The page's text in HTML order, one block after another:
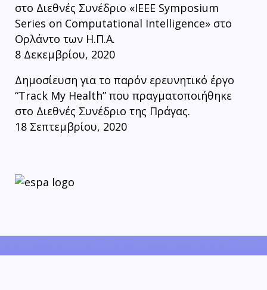
στο Διεθνές Συνέδριο «IEEE Symposium
Series on Computational Intelligence» στο
Ορλάντο των Η.Π.Α.
8 Δεκεμβρίου, 2020
Δημοσίευση για το παρόν ερευνητικό έργο
“Track My Health” που πραγματοποιήθηκε
στο Διεθνές Συνέδριο της Πράγας.
18 Σεπτεμβρίου, 2020